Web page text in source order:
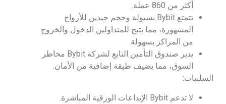
أكثر من 860 عملة.
تتمتع Bybit بسيولة وحجم جيدين للأزواج
المشهورة، مما يتيح للمتداولين الدخول والخروج
من المراكز بسهولة.
يدير صندوق التأمين التابع لشركة Bybit مخاطر
السوق، مما يضيف طبقة إضافية من الأمان.
السلبيات:
لا تدعم Bybit الإيداعات الورقية المباشرة.